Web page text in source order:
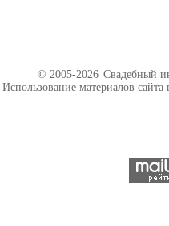
© 2005-2026 Свадебный
Использование материалов